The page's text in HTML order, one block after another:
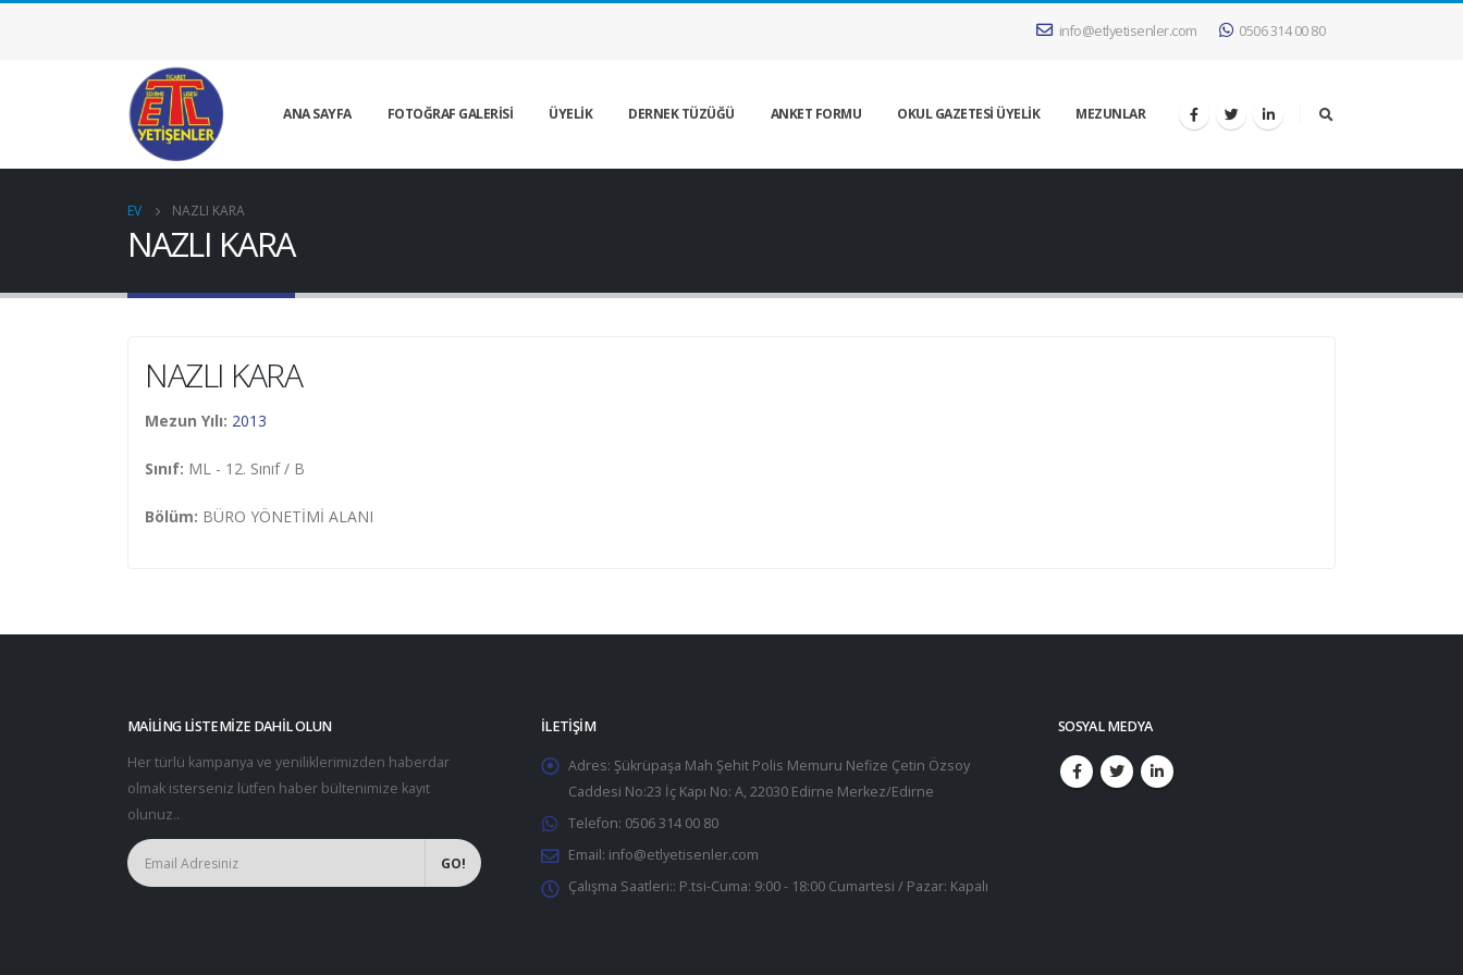
info@etlyetisenler.com 0506 314 00 80
ANA SAYFA FOTOĞRAF GALERİSİ ÜYELİK DERNEK TÜZÜĞÜ ANKET FORMU OKUL GAZETESİ ÜYELİK MEZUNLAR
EV NAZLI KARA
NAZLI KARA
NAZLI KARA
Mezun Yılı: 2013
Sınıf: ML - 12. Sınıf / B
Bölüm: BÜRO YÖNETİMİ ALANI
MAILING LISTEMIZE DAHIL OLUN
Her türlü kampanya ve yeniliklerimizden haberdar
olmak isterseniz lütfen haber bültenimize kayıt
olunuz..
İLETIŞIM
Adres: Şükrüpaşa Mah Şehit Polis Memuru Nefize Çetin Özsoy
Caddesi No:23 İç Kapı No: A, 22030 Edirne Merkez/Edirne
Telefon: 0506 314 00 80
Email: info@etlyetisenler.com
Çalışma Saatleri:: P.tsi-Cuma: 9:00 - 18:00 Cumartesi / Pazar: Kapalı
SOSYAL MEDYA